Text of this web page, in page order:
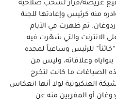
عريضة/قرار لسحب صلاحية
منه كرئيس وإعادتها للجنة
ثم ظهرت في الأيام
الانترنت والتي شهّرت فيه
للرئيس وساعياً لمجده
وعلاقاته، وليس من
الصياغات ما كانت لتخرج
العنكبوتية لولا أنها انعكاس
أو المقربين منه عن